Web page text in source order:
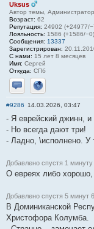
Uksus
Автор темы, Администратор
Возраст: 62
Репутация: 24902 (+24977/
Лояльность: 1586 (+1586/−0)
Сообщения: 13337
Зарегистрирован:
С нами: 15 лет 8 месяцев
Имя: Сергей
Откуда: СПб
Отправить
Сайт
#9286 14.03.2026, 03:47
- Я еврейский джинн, и
- Но всегда дают три!
- Ладно, \исполнено. У
Добавлено спустя 1 минуту
О евреях либо
Добавлено спустя 5 минут
В Доминиканской
Христофора Колумба.